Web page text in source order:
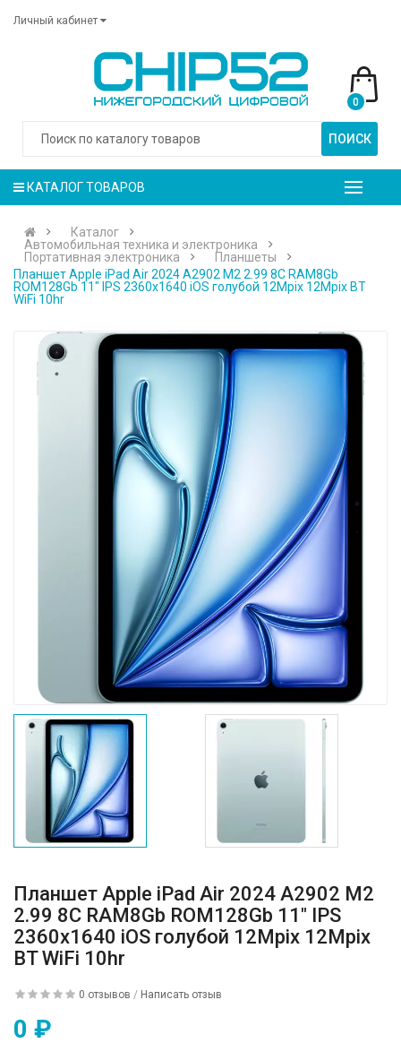
Личный кабинет
ПОИСК
0
КАТАЛОГ ТОВАРОВ
Каталог
Автомобильная техника и электроника
Портативная электроника
Планшеты
Планшет Apple iPad Air 2024 A2902 M2 2.99 8C RAM8Gb
ROM128Gb 11" IPS 2360x1640 iOS голубой 12Mpix 12Mpix BT
WiFi 10hr
Планшет Apple iPad Air 2024 A2902 M2
2.99 8C RAM8Gb ROM128Gb 11" IPS
2360x1640 iOS голубой 12Mpix 12Mpix
BT WiFi 10hr
0 отзывов / Написать отзыв
0 ₽